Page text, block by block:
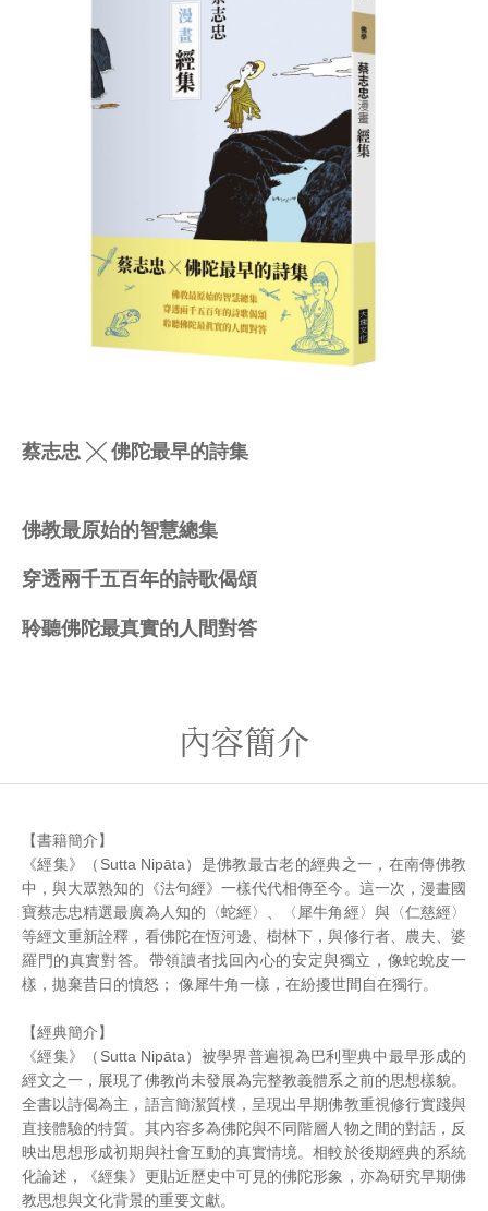
蔡志忠 ╳ 佛陀最早的詩集
佛教最原始的智慧總集
穿透兩千五百年的詩歌偈頌
聆聽佛陀最真實的人間對答
內容簡介
【書籍簡介】
《經集》（Sutta Nipāta）是佛教最古老的經典之一，在南傳佛教
中，與大眾熟知的《法句經》一樣代代相傳至今。這一次，漫畫國
寶蔡志忠精選最廣為人知的〈蛇經〉、〈犀牛角經〉與〈仁慈經〉
等經文重新詮釋，看佛陀在恆河邊、樹林下，與修行者、農夫、婆
羅門的真實對答。帶領讀者找回內心的安定與獨立，像蛇蛻皮一
樣，拋棄昔日的憤怒； 像犀牛角一樣，在紛擾世間自在獨行。
【經典簡介】
《經集》（Sutta Nipāta）被學界普遍視為巴利聖典中最早形成的
經文之一，展現了佛教尚未發展為完整教義體系之前的思想樣貌。
全書以詩偈為主，語言簡潔質樸，呈現出早期佛教重視修行實踐與
直接體驗的特質。其內容多為佛陀與不同階層人物之間的對話，反
映出思想形成初期與社會互動的真實情境。相較於後期經典的系統
化論述，《經集》更貼近歷史中可見的佛陀形象，亦為研究早期佛
教思想與文化背景的重要文獻。